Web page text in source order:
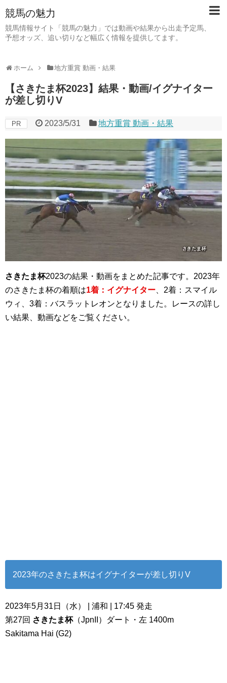
競馬の魅力
競馬情報サイト「競馬の魅力」では動画や結果から出走予定馬、
予想オッズ、追い切りなど幅広く情報を提供してます。
ホーム 地方重賞 動画・結果
【さきたま杯2023】結果・動画/イグナイター
が差し切りV
PR 2023/5/31 地方重賞 動画・結果
さきたま杯2023の結果・動画をまとめた記事です。2023年
のさきたま杯の着順は1着：イグナイター 、2着：スマイル
ウィ、3着：バスラットレオンとなりました。レースの詳し
い結果、動画などをご覧ください。
2023年のさきたま杯はイグナイターが差し切りV
2023年5月31日（水） | 浦和 | 17:45 発走
第27回 さきたま杯（JpnII）ダート・左 1400m
Sakitama Hai (G2)